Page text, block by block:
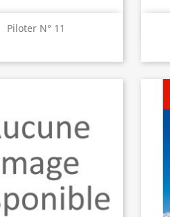
Piloter N° 11
Aperçu rapide